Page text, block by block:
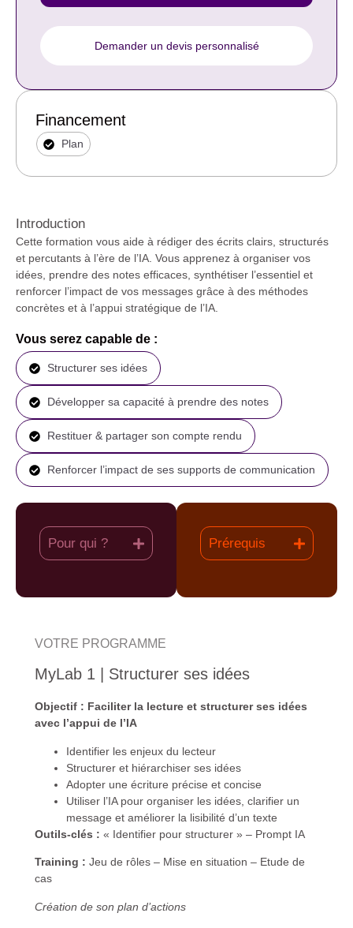
Introduction
Cette formation vous aide à rédiger des écrits clairs, structurés
et percutants à l’ère de l’IA. Vous apprenez à organiser vos
idées, prendre des notes efficaces, synthétiser l’essentiel et
renforcer l’impact de vos messages grâce à des méthodes
concrètes et à l’appui stratégique de l’IA.
Vous serez capable de :
Structurer ses idées
Développer sa capacité à prendre des notes
Restituer & partager son compte rendu
Renforcer l’impact de ses supports de communication
Pour qui ? Prérequis
VOTRE PROGRAMME
MyLab 1 | Structurer ses idées
Objectif : Faciliter la lecture et structurer ses idées
avec l’appui de l’IA
Identifier les enjeux du lecteur
Structurer et hiérarchiser ses idées
Adopter une écriture précise et concise
Utiliser l’IA pour organiser les idées, clarifier un
message et améliorer la lisibilité d’un texte
Outils-clés : « Identifier pour structurer » – Prompt IA
Training : Jeu de rôles – Mise en situation – Etude de
cas
Création de son plan d’actions
Demander un devis personnalisé
Financement
Plan